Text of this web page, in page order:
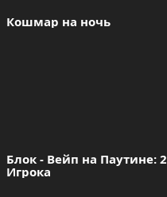
Кошмар на ночь
Блок - Вейп на Паутине: 2
Игрока